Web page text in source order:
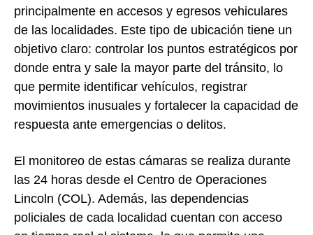
principalmente en accesos y egresos vehiculares
de las localidades. Este tipo de ubicación tiene un
objetivo claro: controlar los puntos estratégicos por
donde entra y sale la mayor parte del tránsito, lo
que permite identificar vehículos, registrar
movimientos inusuales y fortalecer la capacidad de
respuesta ante emergencias o delitos.
El monitoreo de estas cámaras se realiza durante
las 24 horas desde el Centro de Operaciones
Lincoln (COL). Además, las dependencias
policiales de cada localidad cuentan con acceso